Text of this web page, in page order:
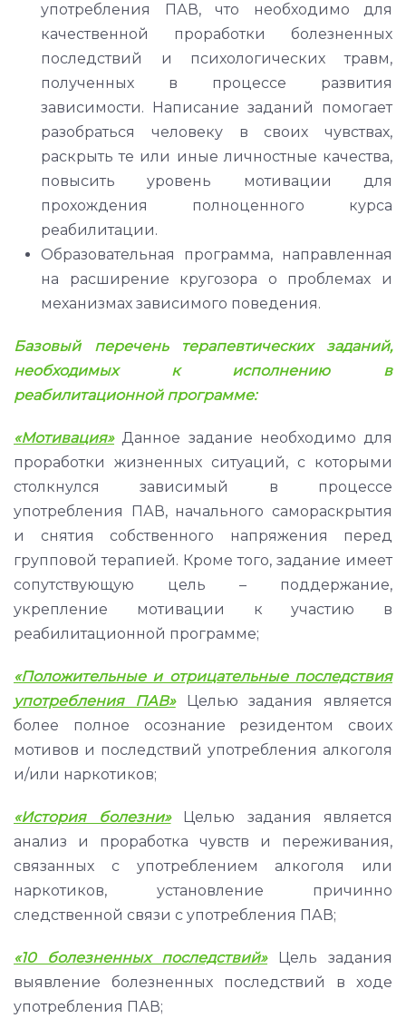
употребления ПАВ, что необходимо для
качественной проработки болезненных
последствий и психологических травм,
полученных в процессе развития
зависимости. Написание заданий помогает
разобраться человеку в своих чувствах,
раскрыть те или иные личностные качества,
повысить уровень мотивации для
прохождения полноценного курса
реабилитации.
Образовательная программа, направленная
на расширение кругозора о проблемах и
механизмах зависимого поведения.
Базовый перечень терапевтических заданий,
необходимых к исполнению в
реабилитационной программе:
«Мотивация»Данное задание необходимо для
проработки жизненных ситуаций, с которыми
столкнулся зависимый в процессе
употребления ПАВ, начального самораскрытия
и снятия собственного напряжения перед
групповой терапией. Кроме того, задание имеет
сопутствующую цель – поддержание,
укрепление мотивации к участию в
реабилитационной программе;
«Положительные и отрицательные последствия
употребления ПАВ»Целью задания является
более полное осознание резидентом своих
мотивов и последствий употребления алкоголя
и/или наркотиков;
«История болезни»Целью задания является
анализ и проработка чувств и переживания,
связанных с употреблением алкоголя или
наркотиков, установление причинно
следственной связи с употребления ПАВ;
«10 болезненных последствий»Цель задания
выявление болезненных последствий в ходе
употребления ПАВ;